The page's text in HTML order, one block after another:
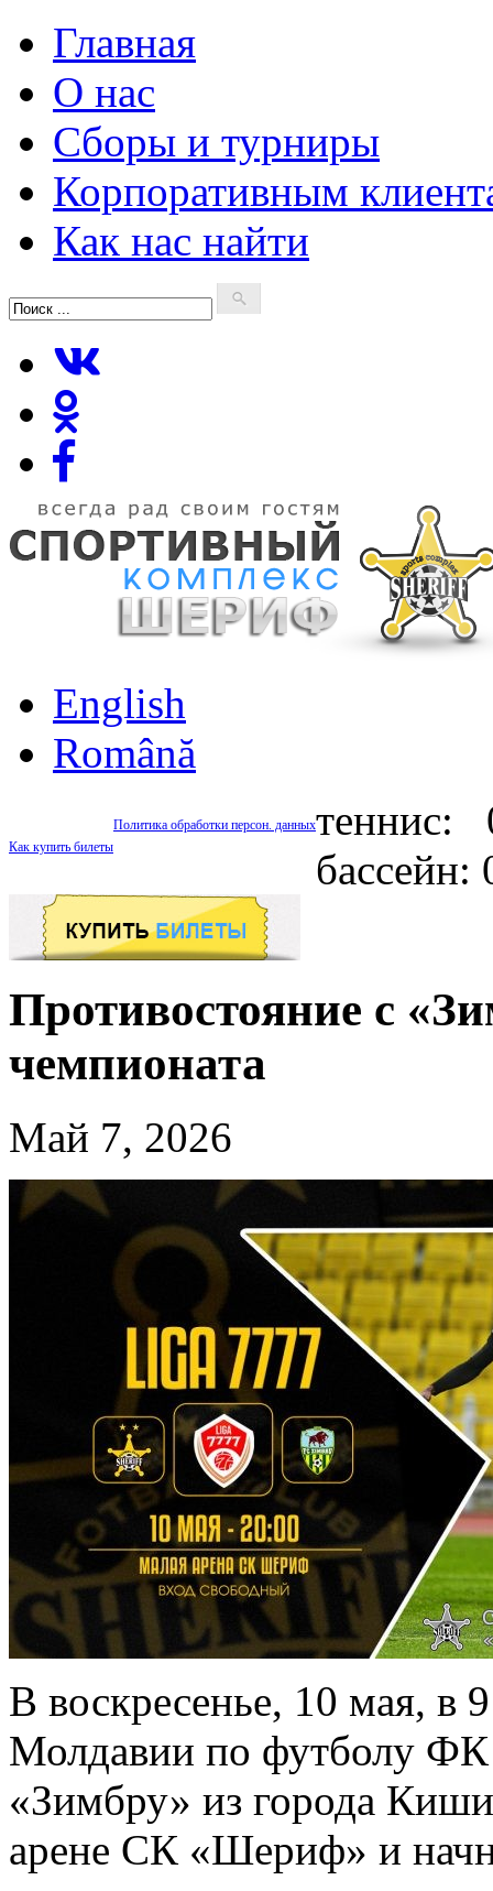
Главная
О нас
Сборы и турниры
Корпоративным
Как нас найти
English
Română
Политика обработки персон. данных
Как купить билеты
теннис:
Противостояние с
чемпионата
Май 7, 2026
В воскресенье, 10 мая, в
Молдавии по футболу
«Зимбру» из города
арене СК «Шериф» и